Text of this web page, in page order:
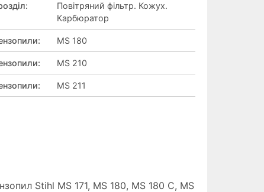
:
Повітряний фільтр. Кожух.
Карбюратор
: MS 180
: MS 210
: MS 211
Stihl MS 171, MS 180, MS 180 C, MS